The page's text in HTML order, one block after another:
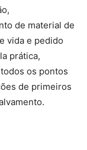
de material de
vida e pedido
prática,
os pontos
de primeiros